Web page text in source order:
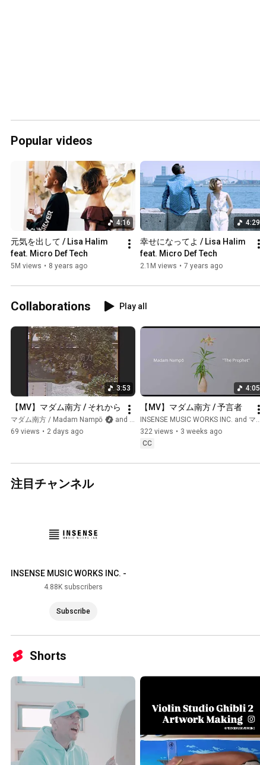
Popular videos
4:16
元気を出して / Lisa Halim
feat. Micro Def Tech
5M views • 8 years ago
4:29
幸せになってよ / Lisa Halim
feat. Micro Def Tech
2.1M views • 7 years ago
Collaborations Play all
3:53
【MV】マダム南方 / それから
マダム南方 / Madam Nampō
and INSENSE MUSIC WORKS INC.
69 views • 2 days ago
4:05
【MV】マダム南方 / 予言者
INSENSE MUSIC WORKS INC. and マダム南方 / Madam Nampō
322 views • 3 weeks ago
CC
注目チャンネル
INSENSE MUSIC WORKS INC. -
4.88K subscribers
Subscribe
Shorts